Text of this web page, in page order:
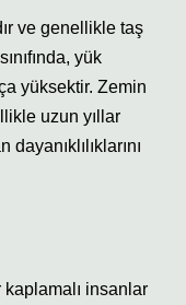
ve genellikle taş
yük
yüksektir. Zemin
uzun yıllar
insanlar